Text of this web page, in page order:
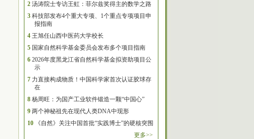
2 汤涛院士专访王虹：菲尔兹奖得主的数学之路
3 科技部发布4个重大专项、1个重点专项项目申
报指南
4 王旭任山西中医药大学校长
5 国家自然科学基金委员会发布多个项目指南
6 2026年度黑龙江省自然科学基金拟资助项目公
示
7 力直接构成物质！中国科学家首次认证胶球存
在
8 杨周旺：为国产工业软件锻造一颗“中国心”
9 两个神秘祖先在现代人类DNA中现形
10
《自然》关注中国首批“实践博士”的硬核突围
更多>>